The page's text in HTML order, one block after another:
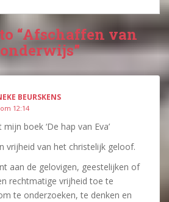
“Afschaffen van
BEURSKENS
12:14
boek ‘De hap van Eva’
vrijheid van het christelijk geloof.
aan de gelovigen, geestelijken of
rechtmatige vrijheid toe te
te onderzoeken, te denken en